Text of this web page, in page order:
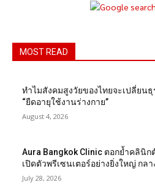
MOST READ
ทำไมสังคมสูงวัยของไทยจะเปลี่ยน
“ยืดอายุใช้งานร่างกาย”
August 4, 2026
Aura Bangkok Clinic ตอกย้ำคลินิ
เปิดตัวพรีเซนเตอร์อย่างยิ่งใหญ่ กลา
July 28, 2026